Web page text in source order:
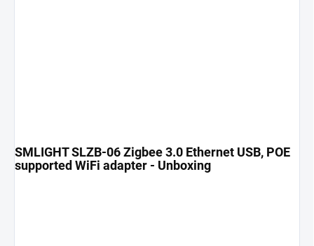
SMLIGHT SLZB-06 Zigbee 3.0 Ethernet USB, POE
supported WiFi adapter - Unboxing